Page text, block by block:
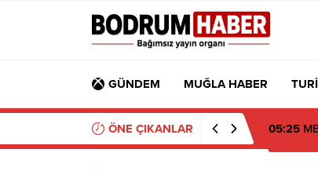
GÜNDEM MUĞLA HABER
ÖNE ÇIKANLAR 19:16